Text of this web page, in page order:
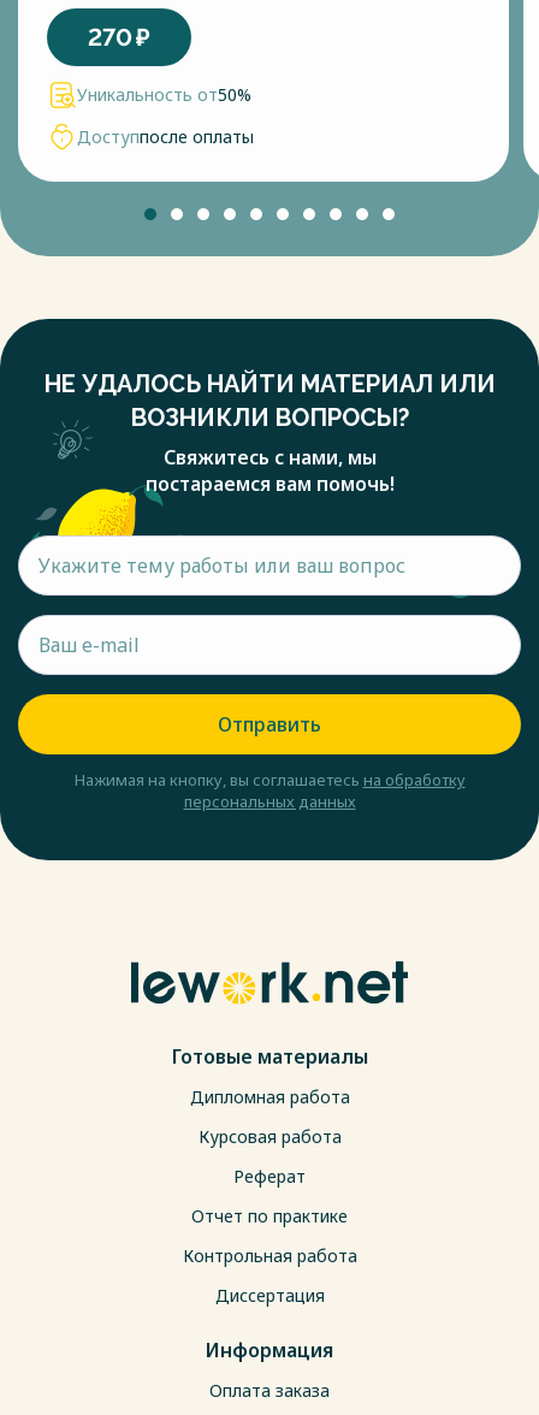
270₽
Уникальность от50%
Доступпосле оплаты
НЕ УДАЛОСЬ НАЙТИ МАТЕРИАЛ ИЛИ
ВОЗНИКЛИ ВОПРОСЫ?
Свяжитесь с нами, мы
постараемся вам помочь!
Отправить
Нажимая на кнопку, вы соглашаетесь на обработку
персональных данных
Готовые материалы
Дипломная работа
Курсовая работа
Реферат
Отчет по практике
Контрольная работа
Диссертация
Информация
Оплата заказа